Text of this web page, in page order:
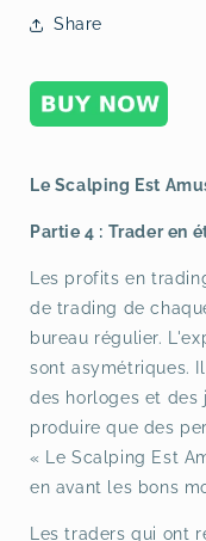
Share
Le Scalping Est
Partie 4 : Trader en
Les profits en
de trading de
bureau régulier.
sont asymétriques.
des horloges et des
produire que des
« Le Scalping Est
en avant les bons
Les traders qui ont